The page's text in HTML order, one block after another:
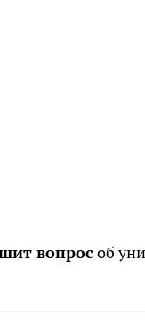
вопрос об